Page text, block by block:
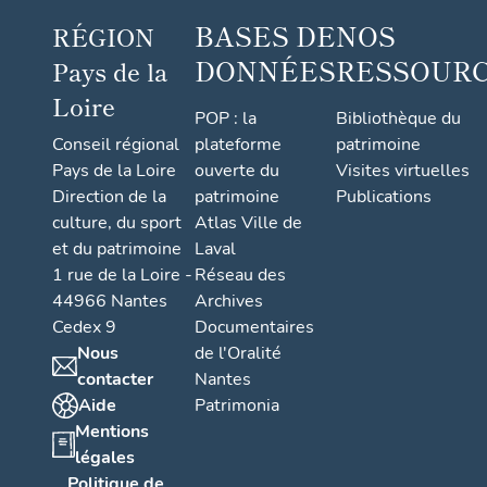
RÉGION
Pays de la
Loire
Conseil régional
Pays de la Loire
Direction de la
culture, du sport
et du patrimoine
1 rue de la Loire -
44966 Nantes
Cedex 9
Nous
contacter
Aide
Mentions
légales
BASES DE
DONNÉES
POP : la
plateforme
ouverte du
patrimoine
Atlas Ville de
Laval
Réseau des
Archives
Documentaires
de l'Oralité
Nantes
Patrimonia
NOS
Bibliothèque du
patrimoine
Visites virtuelles
Publications